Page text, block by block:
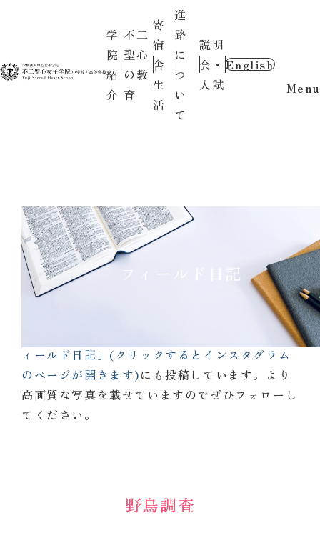
学
院
紹
介
不二
聖心
の教
育
寄
宿
舎
生
活
進
路
に
つ
い
て
説明
会・
入試
English
Menu
インスタグラム「不二聖心女子学院フ
ィールド日記」(クリックするとインスタグラム
のページが開きます)にも投稿しています。より
高画質な写真を載せていますのでぜひフォローし
てください。
フィールド日記
野鳥調査